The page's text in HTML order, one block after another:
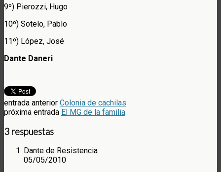
9º) Pierozzi, Hugo
10º) Sotelo, Pablo
11º) López, José
Dante Daneri
entrada anterior Colonia de cachilas
próxima entrada El MG de la familia
3 respuestas
Dante de Resistencia
05/05/2010